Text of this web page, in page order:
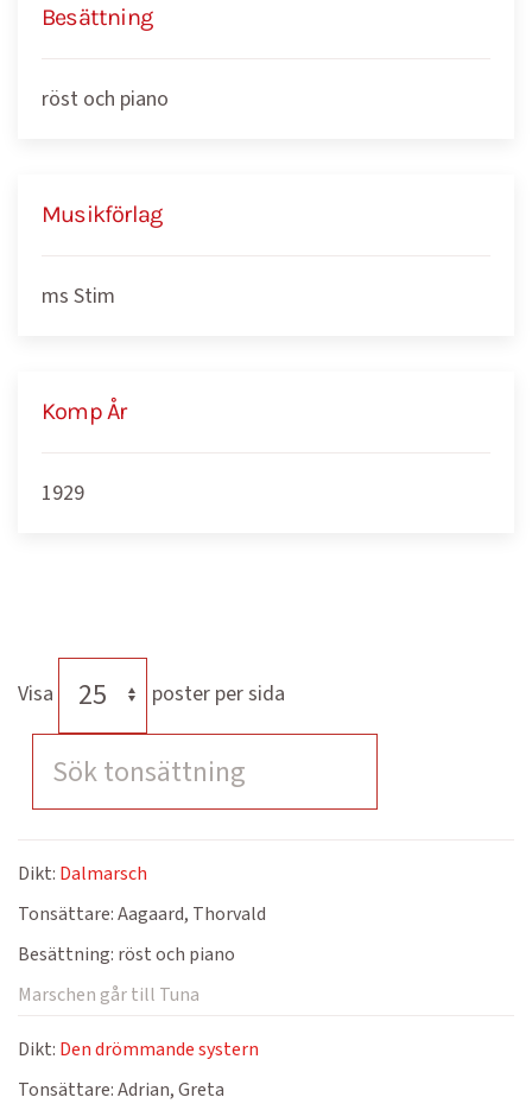
Besättning
röst och piano
Musikförlag
ms Stim
Komp År
1929
Visa poster per sida
Dikt: Dalmarsch
Tonsättare:Aagaard, Thorvald
Besättning: röst och piano
Marschen går till Tuna
Dikt: Den drömmande systern
Tonsättare:Adrian, Greta